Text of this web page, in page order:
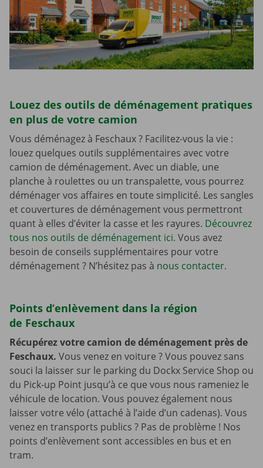
Louez des outils de déménagement pratiques
en plus de votre camion
Vous déménagez à Feschaux ? Facilitez-vous la vie :
louez quelques outils supplémentaires avec votre
camion de déménagement. Avec un diable, une
planche à roulettes ou un transpalette, vous pourrez
déménager vos affaires en toute simplicité. Les sangles
et couvertures de déménagement vous permettront
quant à elles d’éviter la casse et les rayures. Découvrez
tous nos outils de déménagement ici. Vous avez
besoin de conseils supplémentaires pour votre
déménagement ? N’hésitez pas à nous contacter.
Points d’enlèvement dans la région
de Feschaux
Récupérez votre camion de déménagement près de
Feschaux. Vous venez en voiture ? Vous pouvez sans
souci la laisser sur le parking du Dockx Service Shop ou
du Pick-up Point jusqu’à ce que vous nous rameniez le
véhicule de location. Vous pouvez également nous
laisser votre vélo (attaché à l’aide d’un cadenas). Vous
venez en transports publics ? Pas de problème ! Nos
points d’enlèvement sont accessibles en bus et en
tram.